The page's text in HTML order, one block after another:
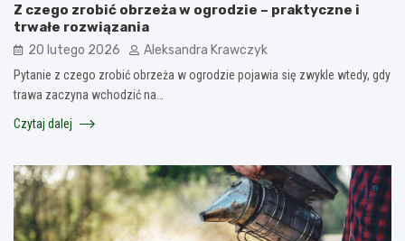
Z czego zrobić obrzeża w ogrodzie – praktyczne i
trwałe rozwiązania
20 lutego 2026 Aleksandra Krawczyk
Pytanie z czego zrobić obrzeża w ogrodzie pojawia się zwykle wtedy, gdy
trawa zaczyna wchodzić na…
Czytaj dalej